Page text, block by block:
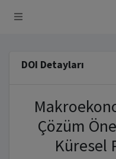
DOI Detayları
Çözüm
Küresel